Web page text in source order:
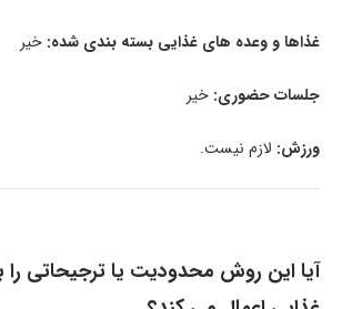
غذاها و وعده های غذایی بسته بندی شده: خیر
جلسات حضوری: خیر
ورزش: لازم نیست.
آیا این روش محدودیت­ یا ترجیحاتی را